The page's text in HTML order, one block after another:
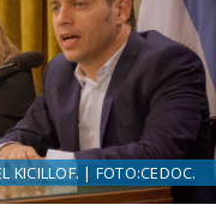
KICILLOF. | FOTO:CEDOC.